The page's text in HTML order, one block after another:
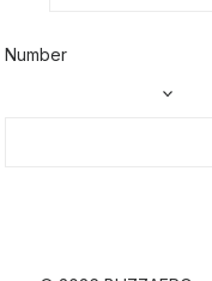
Number